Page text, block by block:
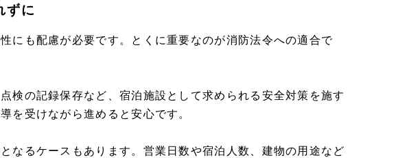
ずに
にも配慮が必要です。とくに重要なのが消防法令への適合で
検の記録保存など、宿泊施設として求められる安全対策を施す
を受けながら進めると安心です。
なるケースもあります。営業日数や宿泊人数、建物の用途など